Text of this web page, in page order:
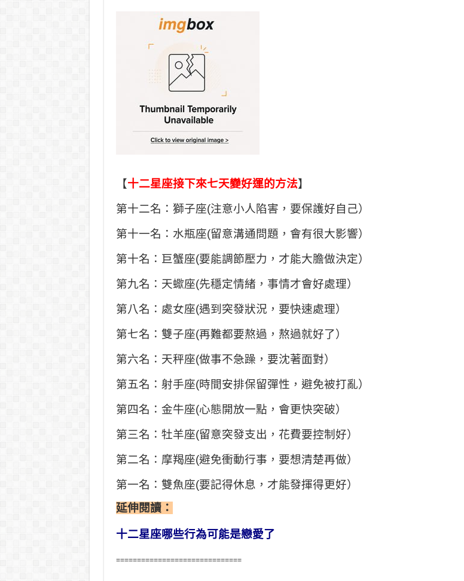
【十二星座接下來七天變好運的方法】
第十二名：獅子座(注意小人陷害，要保護好自己）
第十一名：水瓶座(留意溝通問題，會有很大影響）
第十名：巨蟹座(要能調節壓力，才能大膽做決定）
第九名：天蠍座(先穩定情緒，事情才會好處理）
第八名：處女座(遇到突發狀況，要快速處理）
第七名：雙子座(再難都要熬過，熬過就好了）
第六名：天秤座(做事不急躁，要沈著面對）
第五名：射手座(時間安排保留彈性，避免被打亂）
第四名：金牛座(心態開放一點，會更快突破）
第三名：牡羊座(留意突發支出，花費要控制好）
第二名：摩羯座(避免衝動行事，要想清楚再做）
第一名：雙魚座(要記得休息，才能發揮得更好）
延伸閱讀：
十二星座哪些行為可能是戀愛了
==============================